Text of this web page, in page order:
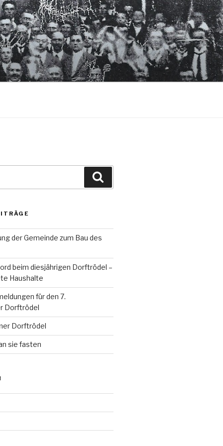
der Gemeinde zum Bau des
beim diesjährigen Dorftrödel –
Haushalte
für den 7.
Dorftrödel
Dorftrödel
sie fasten